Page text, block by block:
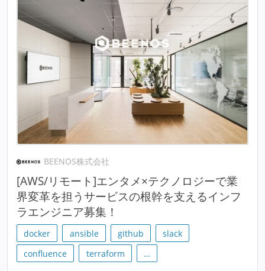
BEENOS株式会社
[AWS/リモート]エンタメ×テクノロジーで業
界変革を担うサービスの根幹を支えるインフ
ラエンジニア募集！
docker ansible github
slack
confluence
terraform …